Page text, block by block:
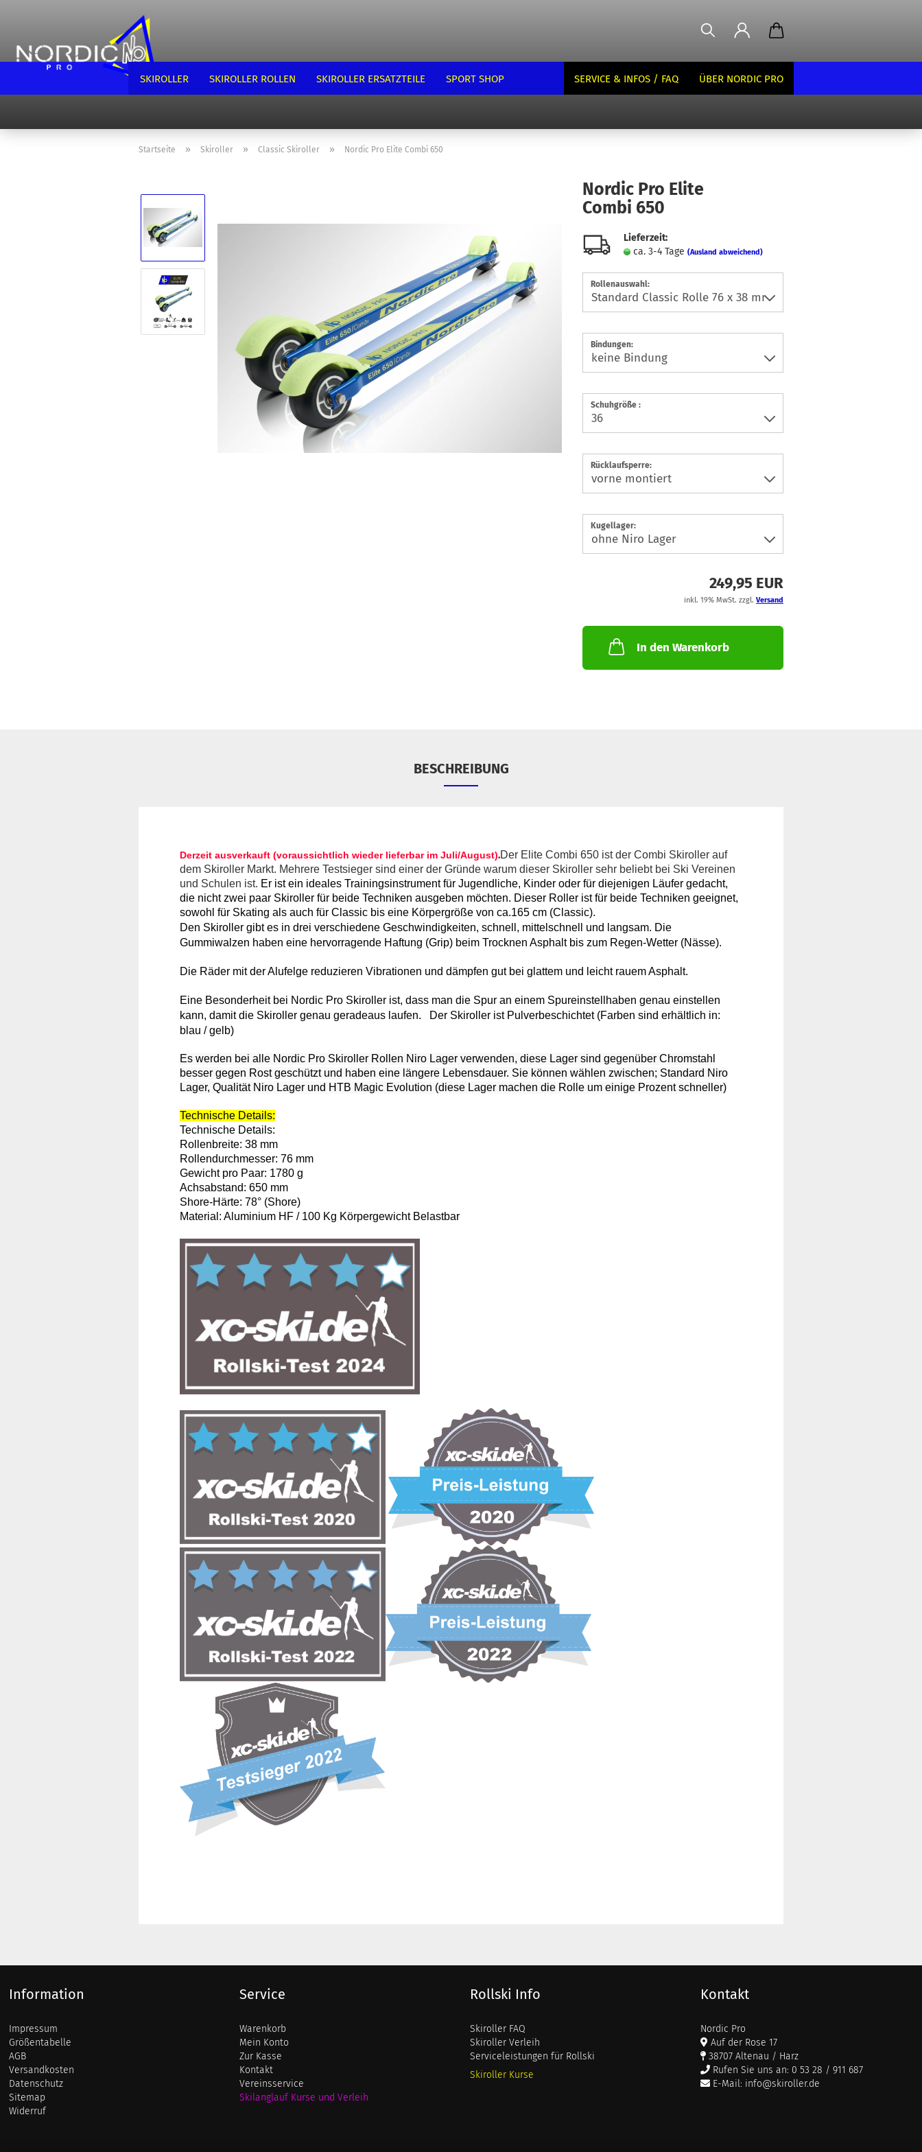
SKIROLLER SKIROLLER ROLLEN SKIROLLER ERSATZTEILE SPORT SHOP SERVICE & INFOS / FAQ ÜBER NORDIC PRO
Startseite » Skiroller » Classic Skiroller » Nordic Pro Elite Combi 650
Nordic Pro Elite
Combi 650
Lieferzeit:
ca. 3-4 Tage (Ausland abweichend)
Rollenauswahl:
Bindungen:
Schuhgröße :
Rücklaufsperre:
Kugellager:
249,95 EUR
inkl. 19% MwSt. zzgl. Versand
In den Warenkorb
BESCHREIBUNG
Derzeit ausverkauft (voraussichtlich wieder lieferbar im Juli/August).Der Elite Combi 650 ist der Combi Skiroller auf
dem Skiroller Markt. Mehrere Testsieger sind einer der Gründe warum dieser Skiroller sehr beliebt bei Ski Vereinen
und Schulen ist. Er ist ein ideales Trainingsinstrument für Jugendliche, Kinder oder für diejenigen Läufer gedacht,
die nicht zwei paar Skiroller für beide Techniken ausgeben möchten. Dieser Roller ist für beide Techniken geeignet,
sowohl für Skating als auch für Classic bis eine Körpergröße von ca.165 cm (Classic).
Den Skiroller gibt es in drei verschiedene Geschwindigkeiten, schnell, mittelschnell und langsam. Die
Gummiwalzen haben eine hervorragende Haftung (Grip) beim Trocknen Asphalt bis zum Regen-Wetter (Nässe).
Die Räder mit der Alufelge reduzieren Vibrationen und dämpfen gut bei glattem und leicht rauem Asphalt.
Eine Besonderheit bei Nordic Pro Skiroller ist, dass man die Spur an einem Spureinstellhaben genau einstellen
kann, damit die Skiroller genau geradeaus laufen. Der Skiroller ist Pulverbeschichtet (Farben sind erhältlich in:
blau / gelb)
Es werden bei alle Nordic Pro Skiroller Rollen Niro Lager verwenden, diese Lager sind gegenüber Chromstahl
besser gegen Rost geschützt und haben eine längere Lebensdauer. Sie können wählen zwischen; Standard Niro
Lager, Qualität Niro Lager und HTB Magic Evolution (diese Lager machen die Rolle um einige Prozent schneller)
Technische Details:
Technische Details:
Rollenbreite: 38 mm
Rollendurchmesser: 76 mm
Gewicht pro Paar: 1780 g
Achsabstand: 650 mm
Shore-Härte: 78° (Shore)
Material: Aluminium HF / 100 Kg Körpergewicht Belastbar
Information
Impressum
Größentabelle
AGB
Versandkosten
Datenschutz
Sitemap
Widerruf
Service
Warenkorb
Mein Konto
Zur Kasse
Kontakt
Vereinsservice
Skilanglauf Kurse und Verleih
Rollski Info
Skiroller FAQ
Skiroller Verleih
Serviceleistungen für Rollski
Skiroller Kurse
Kontakt
Nordic Pro
Auf der Rose 17
38707 Altenau / Harz
Rufen Sie uns an: 0 53 28 / 911 687
E-Mail: info@skiroller.de